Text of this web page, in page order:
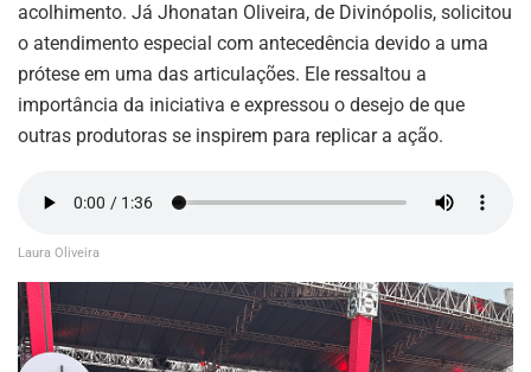
acolhimento. Já Jhonatan Oliveira, de Divinópolis, solicitou
o atendimento especial com antecedência devido a uma
prótese em uma das articulações. Ele ressaltou a
importância da iniciativa e expressou o desejo de que
outras produtoras se inspirem para replicar a ação.
Laura Oliveira